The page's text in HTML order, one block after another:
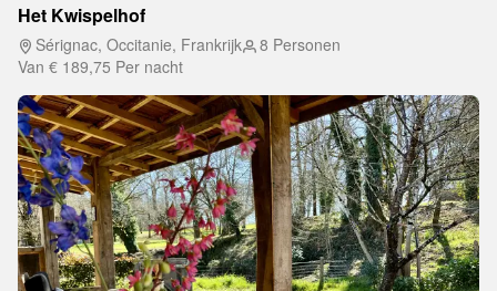
Het Kwispelhof
Sérignac, Occitanie, Frankrijk
8 Personen
Van € 189,75 Per nacht